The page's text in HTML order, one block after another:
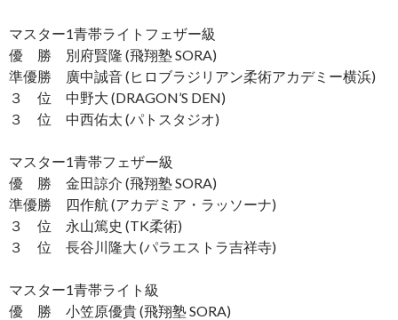
マスター1青帯ライトフェザー級
優 勝 別府賢隆 (飛翔塾 SORA)
準優勝 廣中誠音 (ヒロブラジリアン柔術アカデミー横浜)
３ 位 中野大 (DRAGON’S DEN)
３ 位 中西佑太 (パトスタジオ)
マスター1青帯フェザー級
優 勝 金田諒介 (飛翔塾 SORA)
準優勝 四作航 (アカデミア・ラッソーナ)
３ 位 永山篤史 (TK柔術)
３ 位 長谷川隆大 (パラエストラ吉祥寺)
マスター1青帯ライト級
優 勝 小笠原優貴 (飛翔塾 SORA)